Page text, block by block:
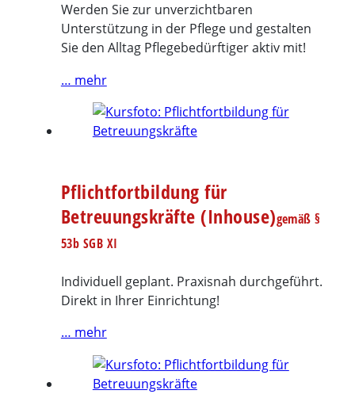
Werden Sie zur unverzichtbaren
Unterstützung in der Pflege und gestalten
Sie den Alltag Pflegebedürftiger aktiv mit!
… mehr
Pflichtfortbildung für
Betreuungskräfte (Inhouse)gemäß §
53b SGB XI
Individuell geplant. Praxisnah durchgeführt.
Direkt in Ihrer Einrichtung!
… mehr